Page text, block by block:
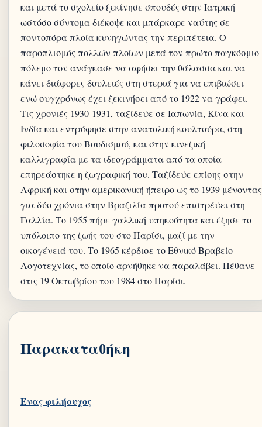
και μετά το σχολείο ξεκίνησε σπουδές στην Ιατρική
ωστόσο σύντομα διέκοψε και μπάρκαρε ναύτης σε
ποντοπόρα πλοία κυνηγώντας την περιπέτεια. Ο
παροπλισμός πολλών πλοίων μετά τον πρώτο παγκόσμιο
πόλεμο τον ανάγκασε να αφήσει την θάλασσα και να
κάνει διάφορες δουλειές στη στεριά για να επιβιώσει
ενώ συγχρόνως έχει ξεκινήσει από το 1922 να γράφει.
Τις χρονιές 1930-1931, ταξίδεψε σε Ιαπωνία, Κίνα και
Ινδία και εντρύφησε στην ανατολική κουλτούρα, στη
φιλοσοφία του Βουδισμού, και στην κινεζική
καλλιγραφία με τα ιδεογράμματα από τα οποία
επηρεάστηκε η ζωγραφική του. Ταξίδεψε επίσης στην
Αφρική και στην αμερικανική ήπειρο ως το 1939 μένοντας
για δύο χρόνια στην Βραζιλία προτού επιστρέψει στη
Γαλλία. Το 1955 πήρε γαλλική υπηκοότητα και έζησε το
υπόλοιπο της ζωής του στο Παρίσι, μαζί με την
οικογένειά του. Το 1965 κέρδισε το Εθνικό Βραβείο
Λογοτεχνίας, το οποίο αρνήθηκε να παραλάβει. Πέθανε
Παρακαταθήκη
Ένας φιλήσυχος